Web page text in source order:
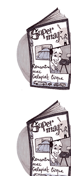
And before
Risque
BOI
Marathon
C'est
Roue de
Sur le
L'herbe